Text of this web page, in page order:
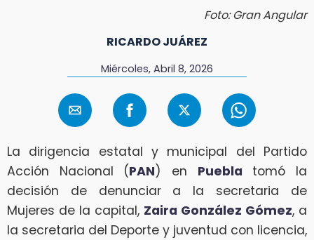
Foto: Gran Angular
RICARDO JUÁREZ
Miércoles, Abril 8, 2026
La dirigencia estatal y municipal del Partido
Acción Nacional (PAN) en Puebla tomó la
decisión de denunciar a la secretaria de
Mujeres de la capital, Zaira González Gómez, a
la secretaria del Deporte y juventud con licencia,